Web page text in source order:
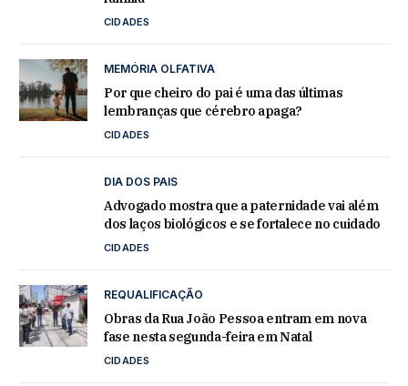
CIDADES
MEMÓRIA OLFATIVA
Por que cheiro do pai é uma das últimas
lembranças que cérebro apaga?
CIDADES
DIA DOS PAIS
Advogado mostra que a paternidade vai além
dos laços biológicos e se fortalece no cuidado
CIDADES
REQUALIFICAÇÃO
Obras da Rua João Pessoa entram em nova
fase nesta segunda-feira em Natal
CIDADES